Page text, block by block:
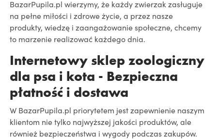
BazarPupila.pl wierzymy, że każdy zwierzak zasługuje
na pełne miłości i zdrowe życie, a przez nasze
produkty, wiedzę i zaangażowanie społeczne, chcemy
to marzenie realizować każdego dnia.
Internetowy sklep zoologiczny
dla psa i kota - Bezpieczna
płatność i dostawa
W BazarPupila.pl priorytetem jest zapewnienie naszym
klientom nie tylko najwyższej jakości produktów, ale
również bezpieczeństwa i wygody podczas zakupów.